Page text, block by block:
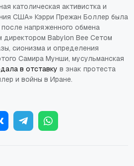
католическая активистка и
США» Кэрри Прежан Боллер была
после напряженного обмена
директором Babylon Bee Сетом
сионизма и определения
Самира Мунши, мусульманская
в отставку в знак протеста
и войны в Иране.